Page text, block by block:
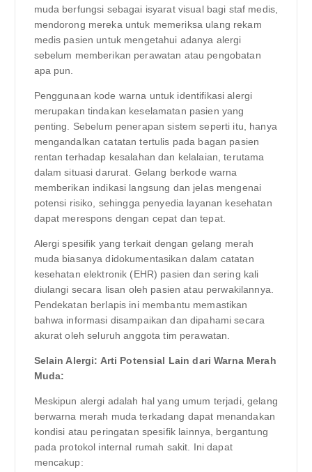
muda berfungsi sebagai isyarat visual bagi staf medis,
mendorong mereka untuk memeriksa ulang rekam
medis pasien untuk mengetahui adanya alergi
sebelum memberikan perawatan atau pengobatan
apa pun.
Penggunaan kode warna untuk identifikasi alergi
merupakan tindakan keselamatan pasien yang
penting. Sebelum penerapan sistem seperti itu, hanya
mengandalkan catatan tertulis pada bagan pasien
rentan terhadap kesalahan dan kelalaian, terutama
dalam situasi darurat. Gelang berkode warna
memberikan indikasi langsung dan jelas mengenai
potensi risiko, sehingga penyedia layanan kesehatan
dapat merespons dengan cepat dan tepat.
Alergi spesifik yang terkait dengan gelang merah
muda biasanya didokumentasikan dalam catatan
kesehatan elektronik (EHR) pasien dan sering kali
diulangi secara lisan oleh pasien atau perwakilannya.
Pendekatan berlapis ini membantu memastikan
bahwa informasi disampaikan dan dipahami secara
akurat oleh seluruh anggota tim perawatan.
Selain Alergi: Arti Potensial Lain dari Warna Merah
Muda:
Meskipun alergi adalah hal yang umum terjadi, gelang
berwarna merah muda terkadang dapat menandakan
kondisi atau peringatan spesifik lainnya, bergantung
pada protokol internal rumah sakit. Ini dapat
mencakup: